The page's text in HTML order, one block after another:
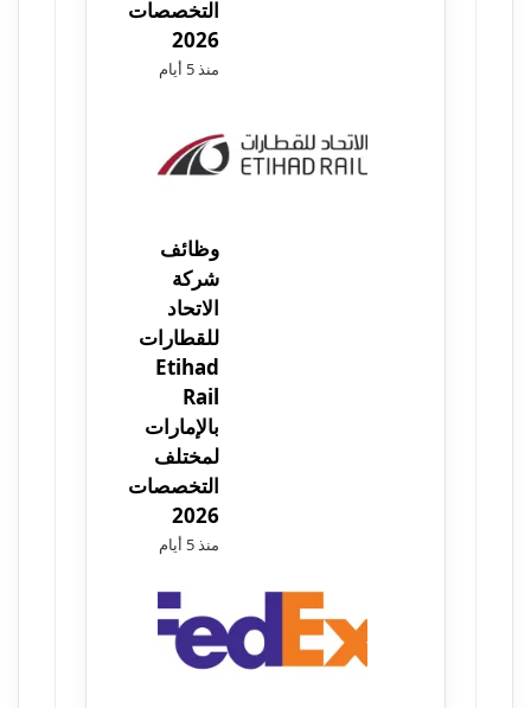
التخصصات
2026
منذ 5 أيام
وظائف
شركة
الاتحاد
للقطارات
Etihad
Rail
بالإمارات
لمختلف
التخصصات
2026
منذ 5 أيام